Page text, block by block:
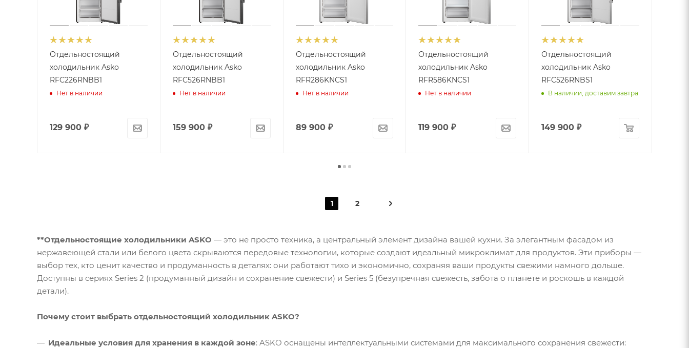
Отдельностоящий
холодильник Asko
RFC226RNBB1
Нет в наличии
129 900 ₽
Отдельностоящий
холодильник Asko
RFC526RNBB1
Нет в наличии
159 900₽
Отдельностоящий
холодильник Asko
RFR286KNCS1
Нет в наличии
89 900₽
Отдельностоящий
холодильник Asko
RFR586KNCS1
Нет в наличии
119 900 ₽
Отдельностоящий
холодильник Asko
RFC526RNBS1
В наличии, доставим завтра
149 900 ₽
1 2
**Отдельностоящие холодильники ASKO — это не просто техника, а центральный элемент дизайна вашей кухни. За элегантным фасадом из
нержавеющей стали или белого цвета скрываются передовые технологии, которые создают идеальный микроклимат для продуктов. Эти приборы —
выбор тех, кто ценит качество и продуманность в деталях: они работают тихо и экономично, сохраняя ваши продукты свежими намного дольше.
Доступны в сериях Series 2 (продуманный дизайн и сохранение свежести) и Series 5 (безупречная свежесть, забота о планете и роскошь в каждой
детали).
Почему стоит выбрать отдельностоящий холодильник ASKO?
Идеальные условия для хранения в каждой зоне: ASKO оснащены интеллектуальными системами для максимального сохранения свежести: